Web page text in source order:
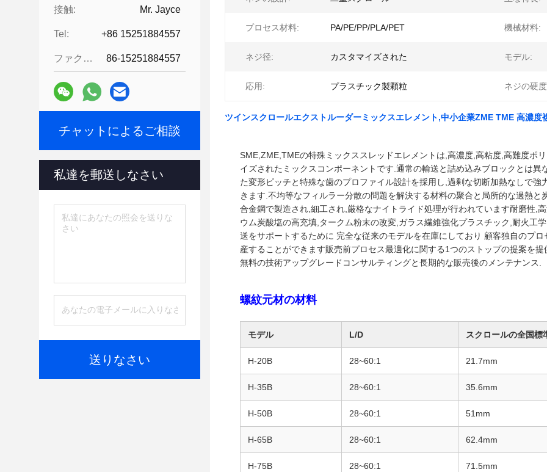
接触: Mr. Jayce
Tel: +86 15251884557
ファクシミリ: 86-15251884557
チャットによるご相談
私達を郵送しなさい
送りなさい
プロセス材料: PA/PE/PP/PLA/PET 機械材料:
ネジ径: カスタマイズされた モデル:
応用: プラスチック製顆粒 ネジの硬
ツインスクロールエクストルーダーミックスエレメント,中小企業ZME TME 高濃度
SME,ZME,TMEの特殊ミックススレッドエレメントは,高濃度,高粘度,高難度ポ
イズされたミックスコンポーネントです.通常の輸送と詰め込みブロックとは
た変形ピッチと特殊な歯のプロファイル設計を採用し,過剰な切断加熱なしで
きます.不均等なフィルラー分散の問題を解決する材料の聚合と局所的な過熱
合金鋼で製造され,細工され,厳格なナイトライド処理が行われています耐磨性,
ウム炭酸塩の高充填,タークム粉末の改変,ガラス繊維強化プラスチック,耐火工
送をサポートするために 完全な従来のモデルを在庫にしており 顧客独自のプ
産することができます販売前プロセス最適化に関する1つのストップの提案を
無料の技術アップグレードコンサルティングと長期的な販売後のメンテナンス.
螺紋元材の材料
モデル L/D スクロールの全国標
H-20B 28~60:1 21.7mm
H-35B 28~60:1 35.6mm
H-50B 28~60:1 51mm
H-65B 28~60:1 62.4mm
H-75B 28~60:1 71.5mm